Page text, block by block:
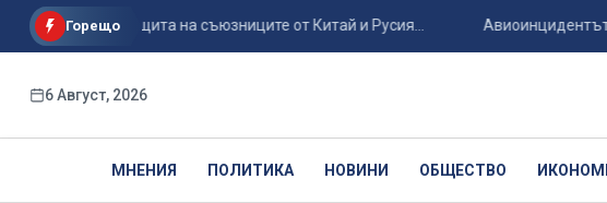
Горещо
за защита на съюзниците от Китай и Русия... Авиоинцидентът в
6 Август, 2026
МНЕНИЯ ПОЛИТИКА НОВИНИ ОБЩЕСТВО